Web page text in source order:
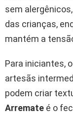
sem
das crianças,
mantém a
Para iniciantes,
artesãs
podem criar
Arremate é o